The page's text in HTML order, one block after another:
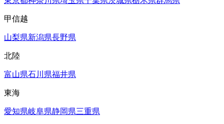
甲信越
山梨県新潟県長野県
北陸
富山県石川県福井県
東海
愛知県岐阜県静岡県三重県